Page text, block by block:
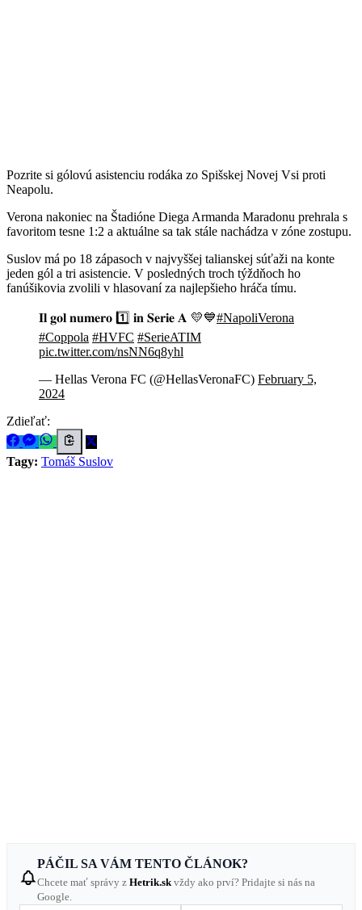
Pozrite si gólovú asistenciu rodáka zo Spišskej Novej Vsi proti
Neapolu.
Verona nakoniec na Štadióne Diega Armanda Maradonu prehrala s
favoritom tesne 1:2 a aktuálne sa tak stále nachádza v zóne zostupu.
Suslov má po 18 zápasoch v najvyššej talianskej súťaži na konte
jeden gól a tri asistencie. V posledných troch týždňoch ho
fanúšikovia zvolili v hlasovaní za najlepšieho hráča tímu.
𝐈𝐥 𝐠𝐨𝐥 𝐧𝐮𝐦𝐞𝐫𝐨 1️⃣ 𝐢𝐧 𝐒𝐞𝐫𝐢𝐞 𝐀 💛💙#NapoliVerona
#Coppola #HVFC #SerieATIM
pic.twitter.com/nsNN6q8yhl
— Hellas Verona FC (@HellasVeronaFC) February 5,
2024
Zdieľať:
Tagy: Tomáš Suslov
PÁČIL SA VÁM TENTO ČLÁNOK?
Chcete mať správy z Hetrik.sk vždy ako prví? Pridajte si nás na
Google.